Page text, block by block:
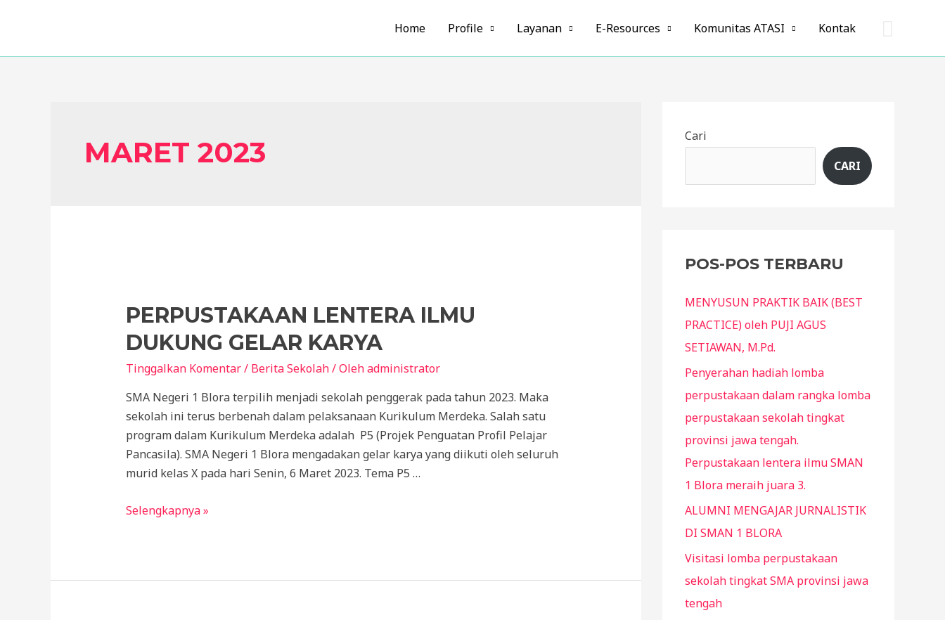
Home Profile Layanan E-Resources Komunitas ATASI Kontak
MARET 2023
PERPUSTAKAAN LENTERA ILMU
DUKUNG GELAR KARYA
Tinggalkan Komentar/ Berita Sekolah/ Olehadministrator
SMA Negeri 1 Blora terpilih menjadi sekolah penggerak pada tahun 2023. Maka
sekolah ini terus berbenah dalam pelaksanaan Kurikulum Merdeka. Salah satu
program dalam Kurikulum Merdeka adalah P5 (Projek Penguatan Profil Pelajar
Pancasila). SMA Negeri 1 Blora mengadakan gelar karya yang diikuti oleh seluruh
murid kelas X pada hari Senin, 6 Maret 2023. Tema P5 …
PERPUSTAKAAN
GELAR
Selengkapnya »
Cari
CARI
POS-POS TERBARU
MENYUSUN PRAKTIK BAIK (BEST
PRACTICE) oleh PUJI AGUS
SETIAWAN, M.Pd.
Penyerahan hadiah lomba
perpustakaan dalam rangka lomba
perpustakaan sekolah tingkat
provinsi jawa tengah.
Perpustakaan lentera ilmu SMAN
1 Blora meraih juara 3.
ALUMNI MENGAJAR JURNALISTIK
DI SMAN 1 BLORA
Visitasi lomba perpustakaan
sekolah tingkat SMA provinsi jawa
tengah